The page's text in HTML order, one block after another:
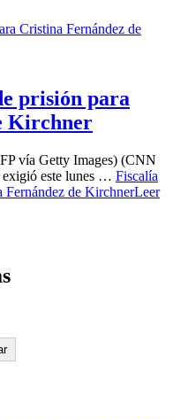
prisión para
Kirchner
vía Getty Images) (CNN
este lunes … Fiscalía
Fernández de KirchnerLeer